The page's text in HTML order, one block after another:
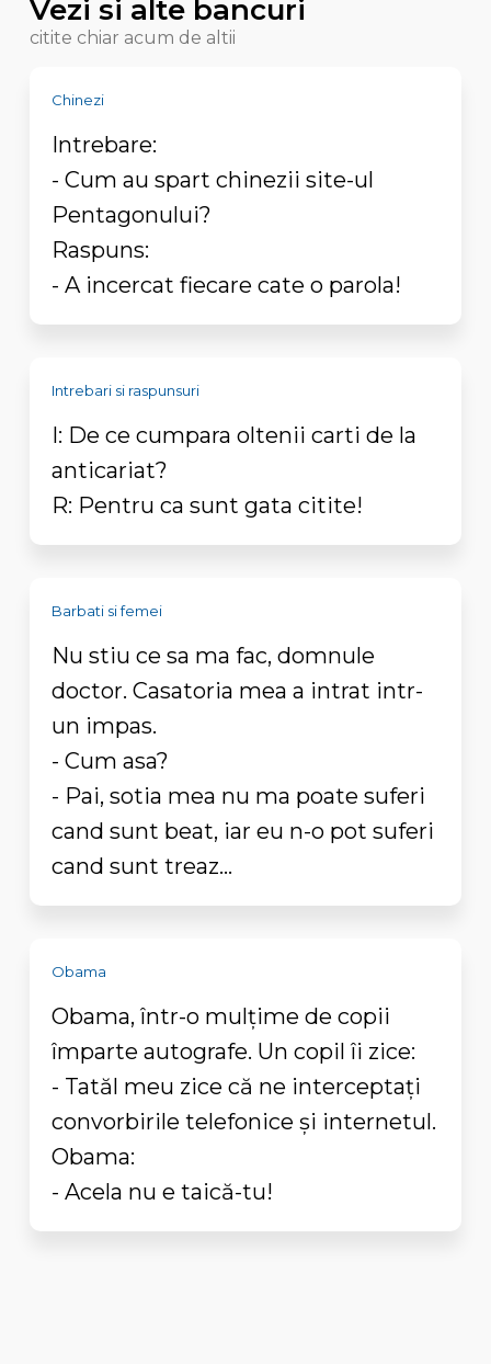
Vezi si alte bancuri
citite chiar acum de altii
Chinezi
Intrebare:
- Cum au spart chinezii site-ul
Pentagonului?
Raspuns:
- A incercat fiecare cate o parola!
Intrebari si raspunsuri
I: De ce cumpara oltenii carti de la
anticariat?
R: Pentru ca sunt gata citite!
Barbati si femei
Nu stiu ce sa ma fac, domnule
doctor. Casatoria mea a intrat intr-
un impas.
- Cum asa?
- Pai, sotia mea nu ma poate suferi
cand sunt beat, iar eu n-o pot suferi
cand sunt treaz...
Obama
Obama, într-o mulţime de copii
împarte autografe. Un copil îi zice:
- Tatăl meu zice că ne interceptaţi
convorbirile telefonice şi internetul.
Obama:
- Acela nu e taică-tu!